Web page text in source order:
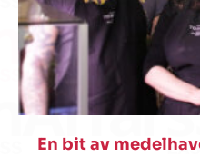
En bit av